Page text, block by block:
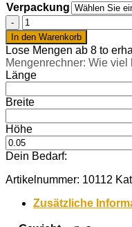
Verpackung
Schottischer
Granit
8-
16
mm
Menge
In den Warenkorb
Lose Mengen ab 8 to
Mengenrechner: Wie
Länge
Breite
Höhe
Dein Bedarf:
Artikelnummer: 10112
Zusätzliche